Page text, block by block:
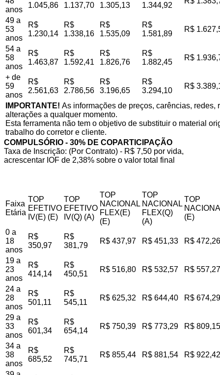
anos
1.045,86
1.137,70
1.305,13
1.344,92
49 a
53
anos
R$
1.230,14
R$
1.338,16
R$
1.535,09
R$
1.581,89
R$
54 a
58
anos
R$
1.463,87
R$
1.592,41
R$
1.826,76
R$
1.882,45
R$
+ de
59
anos
R$
2.561,63
R$
2.786,56
R$
3.196,65
R$
3.294,10
R$
IMPORTANTE! As informações de preços, carências,
alterações a qualquer momento.
Esta ferramenta não tem o objetivo de substituir o material
trabalho do corretor e cliente.
COMPULSÓRIO - 30% DE COPARTICIPAÇÃO
Taxa de Inscrição: (Por Contrato) - R$ 7,50 por vida,
acrescentar IOF de 2,38% sobre o valor total final
Faixa
Etária
TOP
EFETIVO
IV(E) (E)
TOP
EFETIVO
IV(Q) (A)
TOP
NACIONAL
FLEX(E)
(E)
TOP
NACIONAL
FLEX(Q)
(A)
TOP
(E)
0 a
18
anos
R$
350,97
R$
381,79
R$ 437,97 R$ 451,33 R$ 472,26
19 a
23
anos
R$
414,14
R$
450,51
R$ 516,80 R$ 532,57 R$ 557,27
24 a
28
anos
R$
501,11
R$
545,11
R$ 625,32 R$ 644,40 R$ 674,29
29 a
33
anos
R$
601,34
R$
654,14
R$ 750,39 R$ 773,29 R$ 809,15
34 a
38
anos
R$
685,52
R$
745,71
R$ 855,44 R$ 881,54 R$ 922,42